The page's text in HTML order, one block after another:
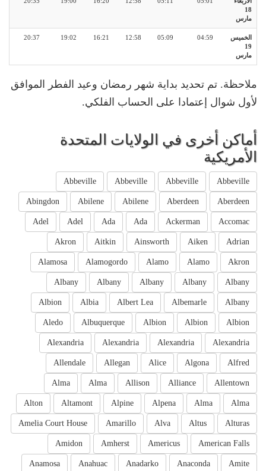
18
مارس
الخميس
19
مارس
04:59
05:09
12:58
16:21
19:02
20:37
ملاحظة. تم تحديد بداية شهر رمضان وعيد الفطر الموافق
لأول شوال إعتمادا على الحساب الفلكي.
أماكن أخرى في الولايات المتحدة
الأمريكية
Abbeville
Abbeville
Abbeville
Abbeville
Aberdeen
Aberdeen
Abilene
Abilene
Abingdon
Accomac
Ackerman
Ada
Ada
Adel
Adel
Adrian
Aiken
Ainsworth
Aitkin
Akron
Akron
Alamo
Alamo
Alamogordo
Alamosa
Albany
Albany
Albany
Albany
Albany
Albany
Albemarle
Albert Lea
Albia
Albion
Albion
Albion
Albion
Albuquerque
Aledo
Alexandria
Alexandria
Alexandria
Alexandria
Alfred
Algona
Alice
Allegan
Allendale
Allentown
Alliance
Allison
Alma
Alma
Alma
Alma
Alpena
Alpine
Altamont
Alton
Alturas
Altus
Alva
Amarillo
Amelia Court House
American Falls
Americus
Amherst
Amidon
Amite
Anaconda
Anadarko
Anahuac
Anamosa